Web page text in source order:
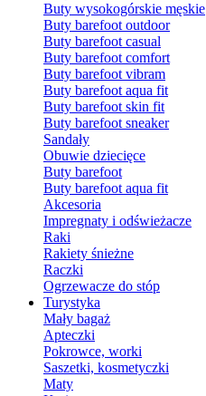
Buty wysokogórskie męskie
Buty barefoot outdoor
Buty barefoot casual
Buty barefoot comfort
Buty barefoot vibram
Buty barefoot aqua fit
Buty barefoot skin fit
Buty barefoot sneaker
Sandały
Obuwie dziecięce
Buty barefoot
Buty barefoot aqua fit
Akcesoria
Impregnaty i odświeżacze
Raki
Rakiety śnieżne
Raczki
Ogrzewacze do stóp
Turystyka
Mały bagaż
Apteczki
Pokrowce, worki
Saszetki, kosmetyczki
Maty